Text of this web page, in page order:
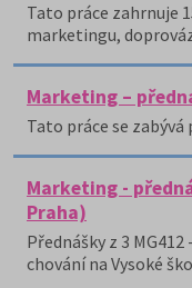
Tato práce zahrnuje
marketingu,
Marketing –
Tato práce se
Marketing -
Praha)
Přednášky z 3
chování na Vysoké